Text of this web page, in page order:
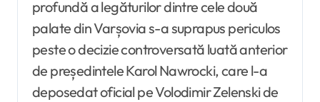
profundă a legăturilor dintre cele două
palate din Varșovia s-a suprapus periculos
peste o decizie controversată luată anterior
de președintele Karol Nawrocki, care l-a
deposedat oficial pe Volodimir Zelenski de